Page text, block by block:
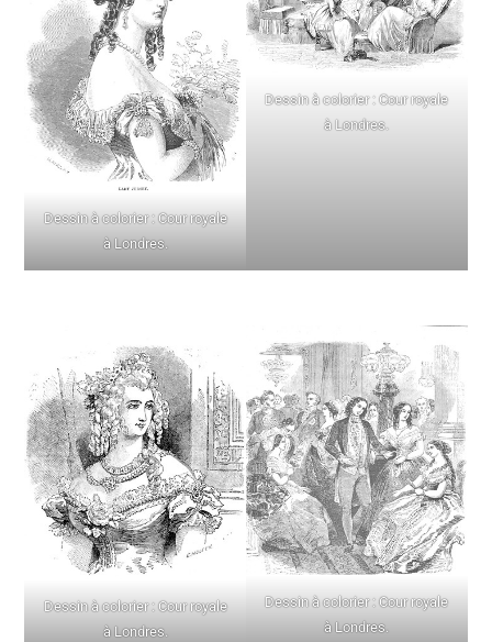
Dessin à colorier : Cour royale
à Londres.
Dessin à colorier : Cour royale
à Londres.
Dessin à colorier : Cour royale
à Londres.
Dessin à colorier : Cour royale
à Londres.